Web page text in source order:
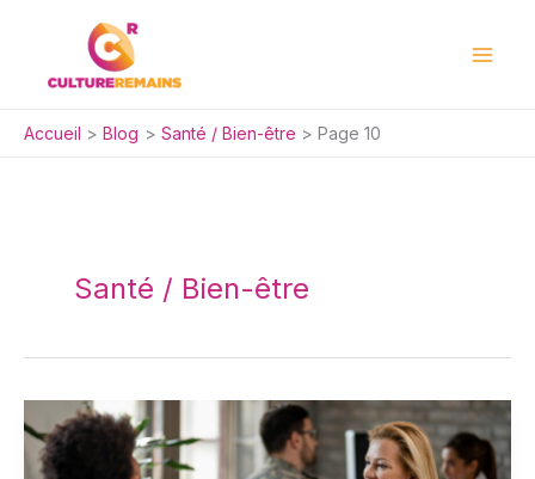
Accueil Blog Santé / Bien-être Page 10
Santé / Bien-être
SMBTP,
Mutuelle
Mieux-